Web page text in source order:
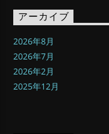
アーカイブ
2026年8月
2026年7月
2026年2月
2025年12月